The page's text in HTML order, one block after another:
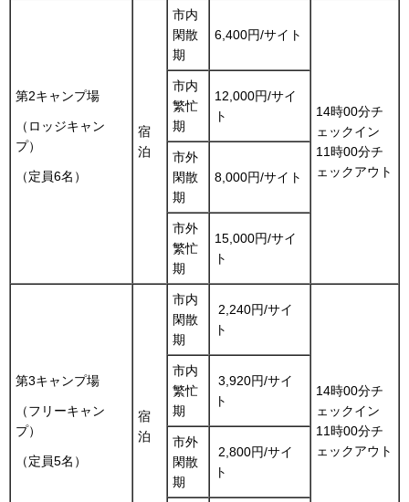
第2キャンプ場
（ロッジキャン
プ）
（定員6名）
宿
泊
市内
閑散
期
6,400円/サイト
14時00分チ
ェックイン
11時00分チ
ェックアウト
市内
繁忙
期
12,000円/サイ
ト
市外
閑散
期
8,000円/サイト
市外
繁忙
期
15,000円/サイ
ト
第3キャンプ場
（フリーキャン
プ）
（定員5名）
宿
泊
市内
閑散
期
2,240円/サイ
ト
14時00分チ
ェックイン
11時00分チ
ェックアウト
市内
繁忙
期
3,920円/サイ
ト
市外
閑散
期
2,800円/サイ
ト